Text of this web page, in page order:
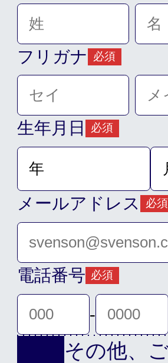
フリガナ 必須
生年月日 必須
メールアドレス 必須
電話番号 必須
-
その他、